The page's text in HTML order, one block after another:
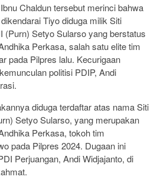
Chaldun tersebut merinci bahwa
Tiyo diduga milik Siti
(Purn) Setyo Sularso yang berstatus
Perkasa, salah satu elite tim
pada Pilpres lalu. Kecurigaan
politisi PDIP, Andi
diduga terdaftar atas nama Siti
Setyo Sularso, yang merupakan
Perkasa, tokoh tim
pada Pilpres 2024. Dugaan ini
Perjuangan, Andi Widjajanto, di